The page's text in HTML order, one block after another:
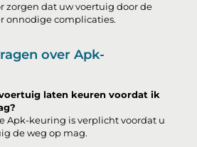
zorgen dat uw voertuig door de
onnodige complicaties.
over Apk-
laten keuren voordat ik
Apk-keuring is verplicht voordat u
de weg op mag.